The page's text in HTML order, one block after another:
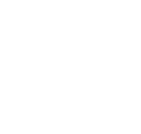
krijg je als je deze